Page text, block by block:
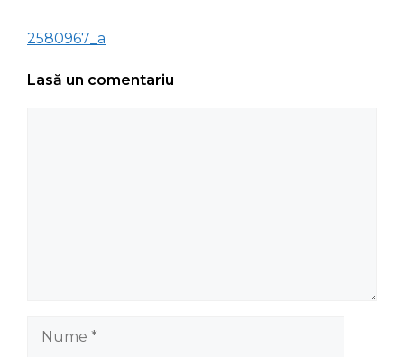
2580967_a
Lasă un comentariu